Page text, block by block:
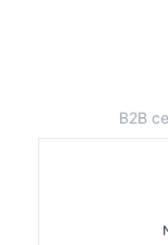
B2B